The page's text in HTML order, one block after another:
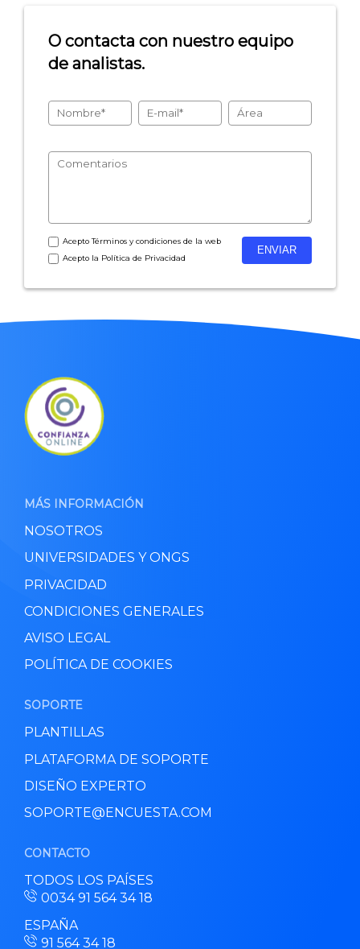
O contacta con nuestro equipo
de analistas.
AceptoTérminos y condicionesde la web
Acepto la Política de Privacidad
MÁS INFORMACIÓN
NOSOTROS
UNIVERSIDADES Y ONGS
PRIVACIDAD
CONDICIONES GENERALES
AVISO LEGAL
POLÍTICA DE COOKIES
SOPORTE
PLANTILLAS
PLATAFORMA DE SOPORTE
DISEÑO EXPERTO
SOPORTE@ENCUESTA.COM
CONTACTO
TODOS LOS PAÍSES
0034 91 564 34 18
ESPAÑA
91 564 34 18